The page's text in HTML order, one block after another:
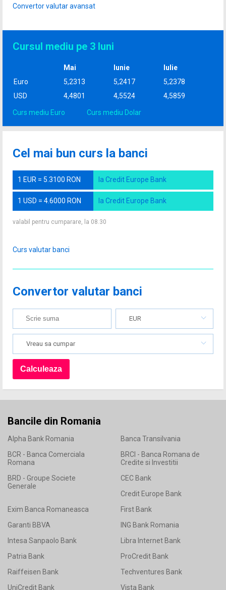
Convertor valutar avansat
Cursul mediu pe 3 luni
Mai Iunie
Iulie
Euro
5,2313 5,2417
5,2378
USD
4,4801 4,5524 4,5859
Curs mediu Euro Curs mediu Dolar
Cel mai bun curs la banci
1 EUR = 5.3100 RON la Credit Europe Bank
1 USD = 4.6000 RON la Credit Europe Bank
valabil pentru cumparare, la 08.30
Curs valutar banci
Convertor valutar banci
EUR
Vreau sa cumpar
Bancile din Romania
Alpha Bank Romania
Banca Transilvania
BCR - Banca Comerciala
Romana
BRCI - Banca Romana de
Credite si Investitii
BRD - Groupe Societe
Generale
CEC Bank
Credit Europe Bank
Exim Banca Romaneasca
First Bank
Garanti BBVA
ING Bank Romania
Intesa Sanpaolo Bank
Libra Internet Bank
Patria Bank
ProCredit Bank
Raiffeisen Bank
Techventures Bank
UniCredit Bank
Vista Bank